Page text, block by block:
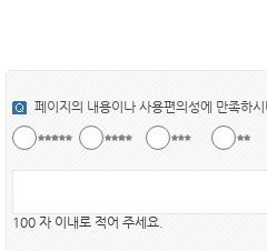
페이지의 내용이나 사용편의성에 만족하
100 자 이내로 적어 주세요.